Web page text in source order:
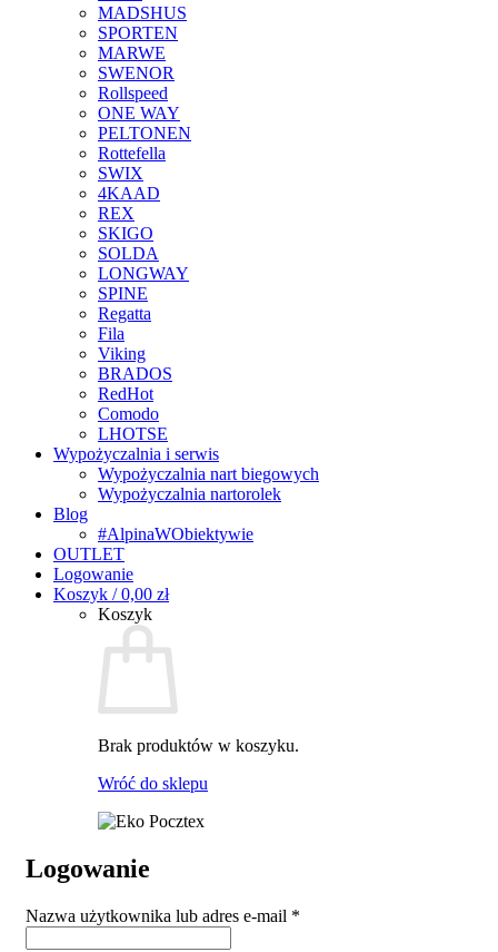
MADSHUS
SPORTEN
MARWE
SWENOR
Rollspeed
ONE WAY
PELTONEN
Rottefella
SWIX
4KAAD
REX
SKIGO
SOLDA
LONGWAY
SPINE
Regatta
Fila
Viking
BRADOS
RedHot
Comodo
LHOTSE
Wypożyczalnia i serwis
Wypożyczalnia nart biegowych
Wypożyczalnia nartorolek
Blog
#AlpinaWObiektywie
OUTLET
Logowanie
Koszyk /0,00 zł
Koszyk
Brak produktów w koszyku.
Wróć do sklepu
Logowanie
Nazwa użytkownika lub adres e-mail *